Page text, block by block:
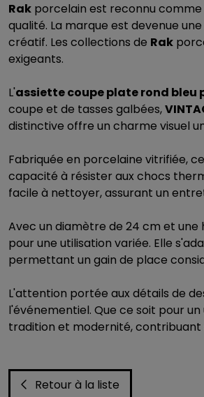
Rak porcelain est reconnu
qualité. La marque est devenue
créatif. Les collections de Rak
exigeants.
L'assiette coupe plate rond bleu
coupe et de tasses galbées,
distinctive offre un charme visuel
Fabriquée en porcelaine vitrifiée,
capacité à résister aux chocs
facile à nettoyer, assurant un
Avec un diamètre de 24 cm et une
pour une utilisation variée. Elle
permettant un gain de place
L'attention portée aux détails de
l'événementiel. Que ce soit pour
tradition et modernité, contribuant
Retour à la liste